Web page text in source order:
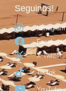
Seguinos!
Instagram
Facebook
X Twitter
TikTok
YouTube